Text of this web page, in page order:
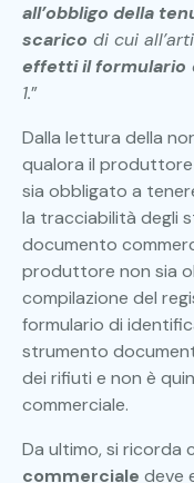
all’obbligo della
scarico di cui
effetti il formulario
1.”
Dalla lettura della
qualora il produttore
sia obbligato a
la tracciabilità degli
documento
produttore non sia
compilazione del
formulario di
strumento
dei rifiuti e non è
commerciale.
Da ultimo, si ricorda
commerciale deve